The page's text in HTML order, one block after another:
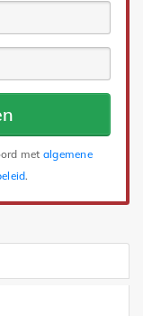
met algemene
.